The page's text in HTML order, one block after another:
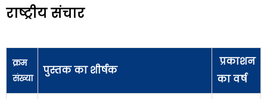
राष्ट्रीय संचार
क्रम
संख्या
पुस्तक का शीर्षक
प्रकाशन
का वर्ष